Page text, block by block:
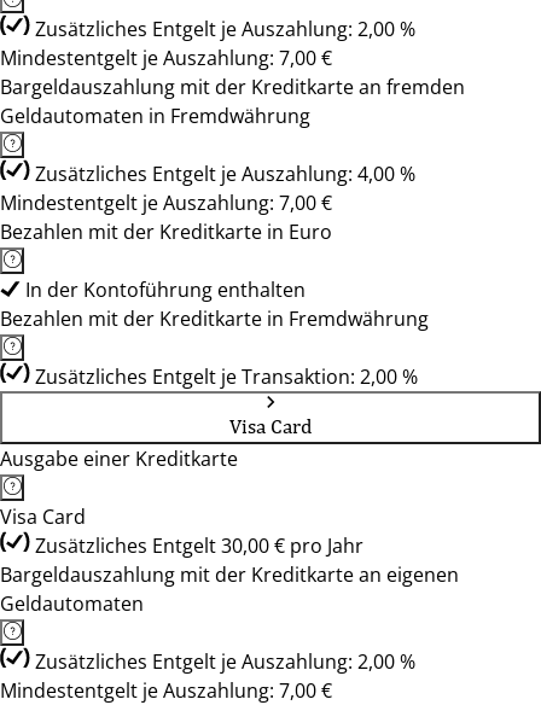
Zusätzliches Entgelt je Auszahlung: 2,00 %
Mindestentgelt je Auszahlung: 7,00 €
Bargeldauszahlung mit der Kreditkarte an fremden
Geldautomaten in Fremdwährung
Zusätzliches Entgelt je Auszahlung: 4,00 %
Mindestentgelt je Auszahlung: 7,00 €
Bezahlen mit der Kreditkarte in Euro
In der Kontoführung enthalten
Bezahlen mit der Kreditkarte in Fremdwährung
Zusätzliches Entgelt je Transaktion: 2,00 %
Visa Card
Ausgabe einer Kreditkarte
Visa Card
Zusätzliches Entgelt 30,00 € pro Jahr
Bargeldauszahlung mit der Kreditkarte an eigenen
Geldautomaten
Zusätzliches Entgelt je Auszahlung: 2,00 %
Mindestentgelt je Auszahlung: 7,00 €